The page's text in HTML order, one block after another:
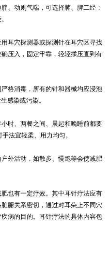
、动则气喘，可选择肺、脾二经；
穴探测器或探测针在耳穴区寻找
压入，固定牢靠，轻轻揉压直到有
消毒，所有的针和器械均应浸泡
感染或污染。
、两餐之间、晨起和晚睡前都要
法宜轻柔、用力均匀。
活动，如散步、慢跑等会使减肥
肥也有一定疗效。其中耳针疗法应有
腑关系密切，通过对耳朵上不同穴
病的目的。耳针疗法的具体内容包